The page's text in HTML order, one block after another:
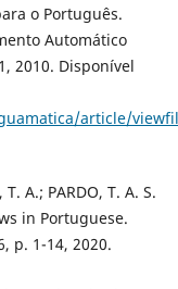
o Português.
Automático
2010. Disponível
article/
A.; PARDO, T. A. S.
in Portuguese.
p. 1-14, 2020.